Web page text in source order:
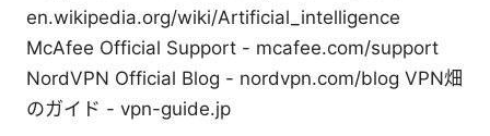
en.wikipedia.org/wiki/Artificial_intelligence
McAfee Official Support - mcafee.com/support
NordVPN Official Blog - nordvpn.com/blog VPN畑
のガイド - vpn-guide.jp